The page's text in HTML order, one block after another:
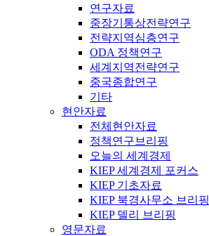
연구자료
중장기통상전략연구
전략지역심층연구
ODA 정책연구
세계지역전략연구
중국종합연구
기타
현안자료
전체현안자료
정책연구브리핑
오늘의 세계경제
KIEP 세계경제 포커스
KIEP 기초자료
KIEP 북경사무소 브리핑
KIEP 델리 브리핑
영문자료